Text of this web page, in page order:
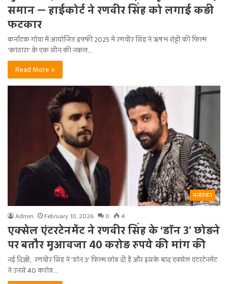
समान — हाईकोर्ट ने रणवीर सिंह को लगाई कड़ी
फटकार
कर्नाटक गोवा में आयोजित इफ्फी 2025 में रणवीर सिंह ने ऋषभ शेट्टी की फिल्म
'कांतारा' के एक सीन की नकल…
Read More »
मनोरंजन
Admin February 10, 2026 0 4
एक्सेल एंटरटेनमेंट ने रणवीर सिंह के ‘डॉन 3’ छोड़ने
पर बतौर मुआवजा 40 करोड़ रुपये की मांग की
नई दिल्ली, रणवीर सिंह ने 'डॉन 3' फिल्म छोड़ दी है और इसके बाद एक्सेल एंटरटेनमेंट
ने उनसे 40 करोड़…